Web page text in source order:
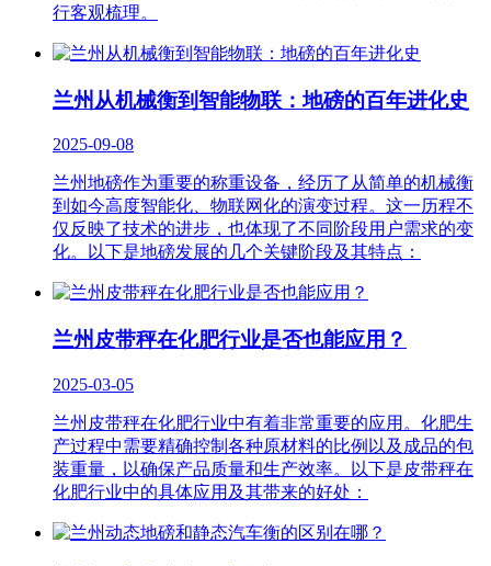
行客观梳理。
兰州从机械衡到智能物联：地磅的百年进化史
2025-09-08
兰州地磅作为重要的称重设备，经历了从简单的机械衡
到如今高度智能化、物联网化的演变过程。这一历程不
仅反映了技术的进步，也体现了不同阶段用户需求的变
化。以下是地磅发展的几个关键阶段及其特点：
兰州皮带秤在化肥行业是否也能应用？
2025-03-05
兰州皮带秤在化肥行业中有着非常重要的应用。化肥生
产过程中需要精确控制各种原材料的比例以及成品的包
装重量，以确保产品质量和生产效率。以下是皮带秤在
化肥行业中的具体应用及其带来的好处：